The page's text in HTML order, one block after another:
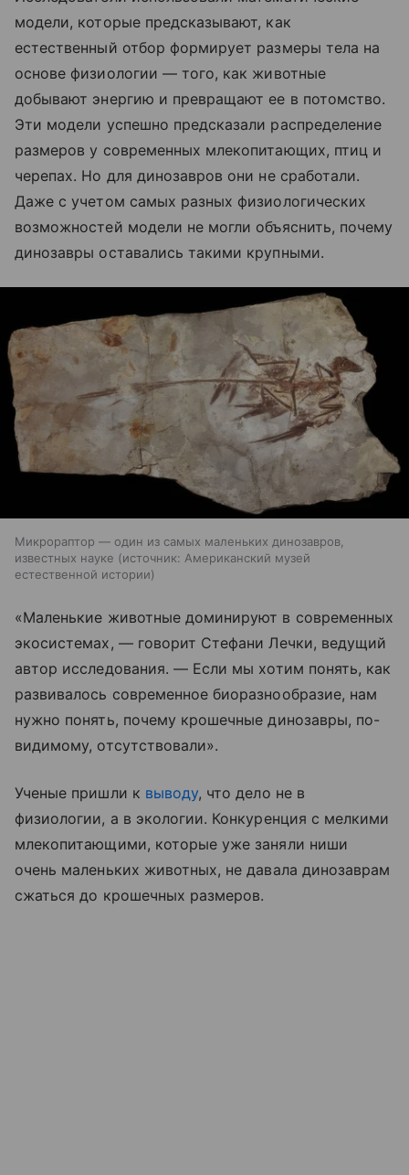
модели, которые предсказывают, как
естественный отбор формирует размеры тела на
основе физиологии — того, как животные
добывают энергию и превращают ее в потомство.
Эти модели успешно предсказали распределение
размеров у современных млекопитающих, птиц и
черепах. Но для динозавров они не сработали.
Даже с учетом самых разных физиологических
возможностей модели не могли объяснить, почему
динозавры оставались такими крупными.
Микрораптор — один из самых маленьких динозавров,
известных науке
источник: Американский музей
естественной истории
«Маленькие животные доминируют в современных
экосистемах, — говорит Стефани Лечки, ведущий
автор исследования. — Если мы хотим понять, как
развивалось современное биоразнообразие, нам
нужно понять, почему крошечные динозавры, по-
видимому, отсутствовали».
Ученые пришли к выводу, что дело не в
физиологии, а в экологии. Конкуренция с мелкими
млекопитающими, которые уже заняли ниши
очень маленьких животных, не давала динозаврам
сжаться до крошечных размеров.